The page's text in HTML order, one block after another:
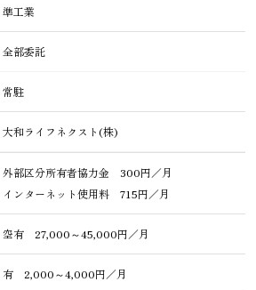
準工業
全部委託
常駐
大和ライフネクスト(株)
外部区分所有者協力金 300円／月
インターネット使用料 715円／月
空有 27,000～45,000円／月
有 2,000～4,000円／月